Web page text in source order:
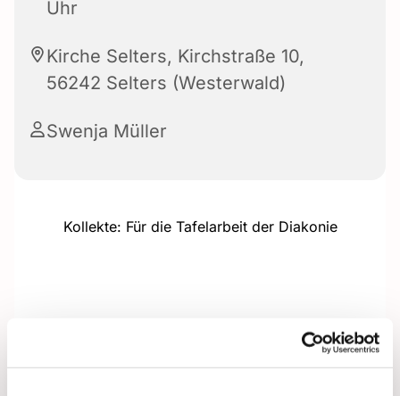
Uhr
Kirche Selters, Kirchstraße 10,
56242 Selters (Westerwald)
Swenja Müller
Kollekte: Für die Tafelarbeit der Diakonie